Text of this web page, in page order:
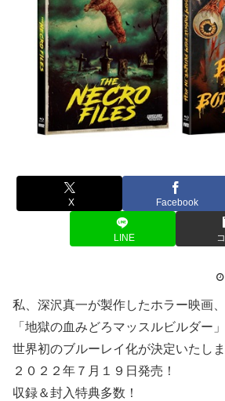
X Facebook
LINE
私、深沢真一が製作したホラー映画、
「地獄の血みどろマッスルビルダー」
世界初のブルーレイ化が決定いたし
２０２２年７月１９日発売！
収録＆封入特典多数！